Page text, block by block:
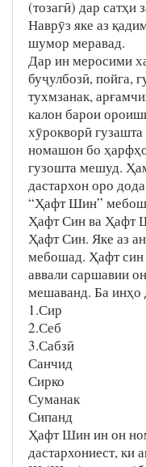
(тозагӣ) дар сатҳи
Наврӯз яке аз
шумор меравад.
Дар ин меросими
буҷулбозӣ, пойга,
тухмзанак,
калон барои
хӯрокворӣ
номашон бо
гузошта мешуд.
дастархон оро
“Ҳафт Шин”
Ҳафт Син ва Ҳафт
Ҳафт Син. Яке аз
мебошад. Ҳафт син
аввали саршавии
мешаванд. Ба инҳо
1.Сир
2.Себ
3.Сабзӣ
Санчид
Сирко
Суманак
Сипанд
Ҳафт Шин ин он
дастархониест, ки